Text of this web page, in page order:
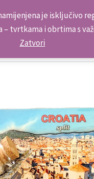
je isključivo
tvrtkama i obrtima s
Zatvori
telefon: +385 98 179 3891